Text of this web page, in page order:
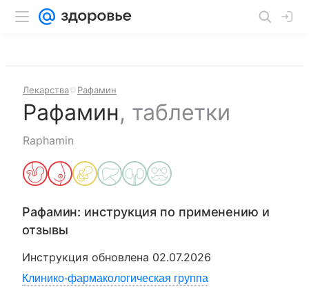
Лекарства Рафамин
Рафамин, таблетки
Raphamin
Рафамин: инструкция по применению и
отзывы
Инструкция обновлена 02.07.2026
Клинико-фармакологическая группа